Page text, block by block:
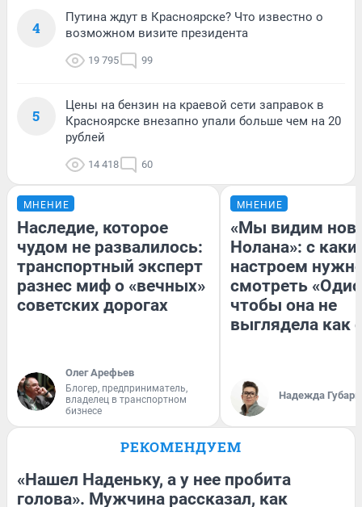
4
Путина ждут в Красноярске? Что известно о
возможном визите президента
19 795 99
5
Цены на бензин на краевой сети заправок в
Красноярске внезапно упали больше чем на 20
рублей
14 418 60
МНЕНИЕ
Наследие, которое
чудом не развалилось:
транспортный эксперт
разнес миф о «вечных»
советских дорогах
Олег Арефьев
Блогер, предприниматель,
владелец в транспортном
бизнесе
МНЕНИЕ
«Мы видим
Нолана»: с
настроем
смотреть
чтобы она не
выглядела как
Надежда Губарь
РЕКОМЕНДУЕМ
«Нашел Наденьку, а у нее пробита
голова». Мужчина рассказал, как